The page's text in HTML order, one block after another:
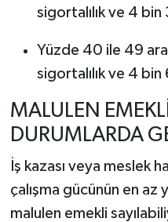
sigortalılık ve 4
Yüzde 40 ile 49
sigortalılık ve 4
MALULEN
DURUMLARDA
İş kazası veya meslek
çalışma gücünün en az
malulen emekli